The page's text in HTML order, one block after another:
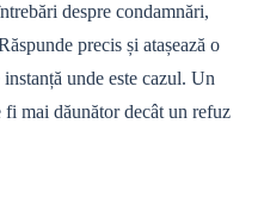
despre condamnări,
precis și atașează o
unde este cazul. Un
mai dăunător decât un refuz